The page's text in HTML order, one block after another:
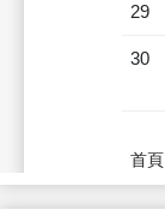
29
30
首頁